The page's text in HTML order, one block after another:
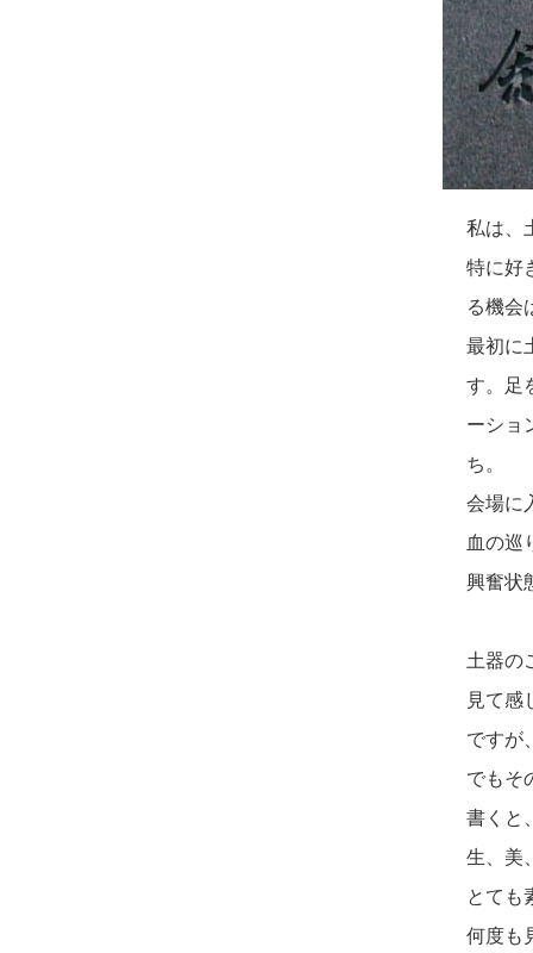
私は、
特に好
る機会
最初に
す。足
ーショ
ち。
会場に
血の巡
興奮状
土器の
見て感
ですが
でもそ
書くと
生、美
とても
何度も